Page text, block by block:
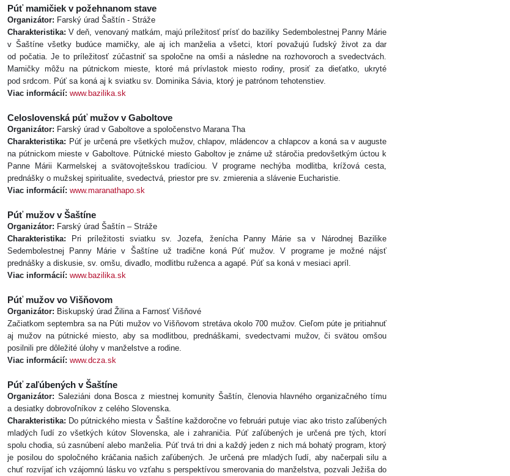
Púť mamičiek v požehnanom stave
Organizátor: Farský úrad Šaštín - Stráže
Charakteristika: V deň, venovaný matkám, majú príležitosť prísť do baziliky Sedembolestnej Panny Márie
v Šaštíne všetky budúce mamičky, ale aj ich manželia a všetci, ktorí považujú ľudský život za dar
od počatia. Je to príležitosť zúčastniť sa spoločne na omši a následne na rozhovoroch a svedectvách.
Mamičky môžu na pútnickom mieste, ktoré má prívlastok miesto rodiny, prosiť za dieťatko, ukryté
pod srdcom. Púť sa koná aj k sviatku sv. Dominika Sávia, ktorý je patrónom tehotenstiev.
Viac informácií: www.bazilika.sk
Celoslovenská púť mužov v Gaboltove
Organizátor: Farský úrad v Gaboltove a spoločenstvo Marana Tha
Charakteristika: Púť je určená pre všetkých mužov, chlapov, mládencov a chlapcov a koná sa v auguste
na pútnickom mieste v Gaboltove. Pútnické miesto Gaboltov je známe už stáročia predovšetkým úctou k
Panne Márii Karmelskej a svätovojtešskou tradíciou. V programe nechýba modlitba, krížová cesta,
prednášky o mužskej spiritualite, svedectvá, priestor pre sv. zmierenia a slávenie Eucharistie.
Viac informácií: www.maranathapo.sk
Púť mužov v Šaštíne
Organizátor: Farský úrad Šaštín – Stráže
Charakteristika: Pri príležitosti sviatku sv. Jozefa, ženícha Panny Márie sa v Národnej Bazilike
Sedembolestnej Panny Márie v Šaštíne už tradične koná Púť mužov. V programe je možné nájsť
prednášky a diskusie, sv. omšu, divadlo, modlitbu ruženca a agapé. Púť sa koná v mesiaci apríl.
Viac informácií: www.bazilika.sk
Púť mužov vo Višňovom
Organizátor: Biskupský úrad Žilina a Farnosť Višňové
Začiatkom septembra sa na Púti mužov vo Višňovom stretáva okolo 700 mužov. Cieľom púte je pritiahnuť
aj mužov na pútnické miesto, aby sa modlitbou, prednáškami, svedectvami mužov, či svätou omšou
posilnili pre dôležité úlohy v manželstve a rodine.
Viac informácií: www.dcza.sk
Púť zaľúbených v Šaštíne
Organizátor: Saleziáni dona Bosca z miestnej komunity Šaštín, členovia hlavného organizačného tímu
a desiatky dobrovoľníkov z celého Slovenska.
Charakteristika: Do pútnického miesta v Šaštíne každoročne vo februári putuje viac ako tristo zaľúbených
mladých ľudí zo všetkých kútov Slovenska, ale i zahraničia. Púť zaľúbených je určená pre tých, ktorí
spolu chodia, sú zasnúbení alebo manželia. Púť trvá tri dni a každý jeden z nich má bohatý program, ktorý
je posilou do spoločného kráčania našich zaľúbených. Je určená pre mladých ľudí, aby načerpali silu a
chuť rozvíjať ich vzájomnú lásku vo vzťahu s perspektívou smerovania do manželstva, pozvali Ježiša do